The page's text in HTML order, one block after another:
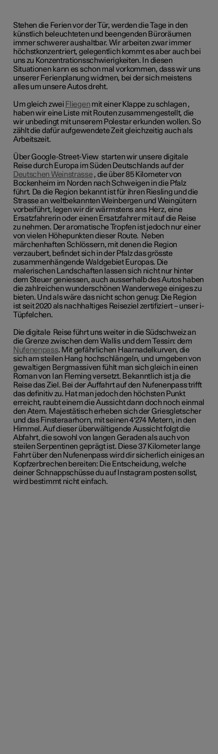
Stehen die Ferien vor der Tür, werden die Tage in den
künstlich beleuchteten und beengenden Büroräumen
immer schwerer aushaltbar. Wir arbeiten zwar immer
höchstkonzentriert, gelegentlich kommt es aber auch bei
uns zu Konzentrationsschwierigkeiten. In diesen
Situationen kann es schon mal vorkommen, dass wir uns
unserer Ferienplanung widmen, bei der sich meistens
alles um unsere Autos dreht.
Um gleich zwei Fliegen mit einer Klappe zu schlagen ,
haben wir eine Liste mit Routen zusammengestellt, die
wir unbedingt mit unserem Polestar erkunden wollen. So
zählt die dafür aufgewendete Zeit gleichzeitig auch als
Arbeitszeit.
Über Google-Street-View starten wir unsere digitale
Reise durch Europa im Süden Deutschlands auf der
Deutschen Weinstrasse , die über 85 Kilometer von
Bockenheim im Norden nach Schweigen in die Pfalz
führt. Da die Region bekannt ist für ihren Riesling und die
Strasse an weltbekannten Weinbergen und Weingütern
vorbeiführt, legen wir dir wärmstens ans Herz, eine
Ersatzfahrerin oder einen Ersatzfahrer mit auf die Reise
zu nehmen. Der aromatische Tropfen ist jedoch nur einer
von vielen Höhepunkten dieser Route. Neben
märchenhaften Schlössern, mit denen die Region
verzaubert, befindet sich in der Pfalz das grösste
zusammenhängende Waldgebiet Europas. Die
malerischen Landschaften lassen sich nicht nur hinter
dem Steuer geniessen, auch ausserhalb des Autos haben
die zahlreichen wunderschönen Wanderwege einiges zu
bieten. Und als wäre das nicht schon genug: Die Region
ist seit 2020 als nachhaltiges Reiseziel zertifiziert – unser i-
Tüpfelchen.
Die digitale Reise führt uns weiter in die Südschweiz an
die Grenze zwischen dem Wallis und dem Tessin: dem
Nufenenpass. Mit gefährlichen Haarnadelkurven, die
sich am steilen Hang hochschlängeln, und umgeben von
gewaltigen Bergmassiven fühlt man sich gleich in einen
Roman von Ian Fleming versetzt. Bekanntlich ist ja die
Reise das Ziel. Bei der Auffahrt auf den Nufenenpass trifft
das definitiv zu. Hat man jedoch den höchsten Punkt
erreicht, raubt einem die Aussicht dann doch noch einmal
den Atem. Majestätisch erheben sich der Griesgletscher
und das Finsteraarhorn, mit seinen 4'274 Metern, in den
Himmel. Auf dieser überwältigende Aussicht folgt die
Abfahrt, die sowohl von langen Geraden als auch von
steilen Serpentinen geprägt ist. Diese 37 Kilometer lange
Fahrt über den Nufenenpass wird dir sicherlich einiges an
Kopfzerbrechen bereiten: Die Entscheidung, welche
deiner Schnappschüsse du auf Instagram posten sollst,
wird bestimmt nicht einfach.